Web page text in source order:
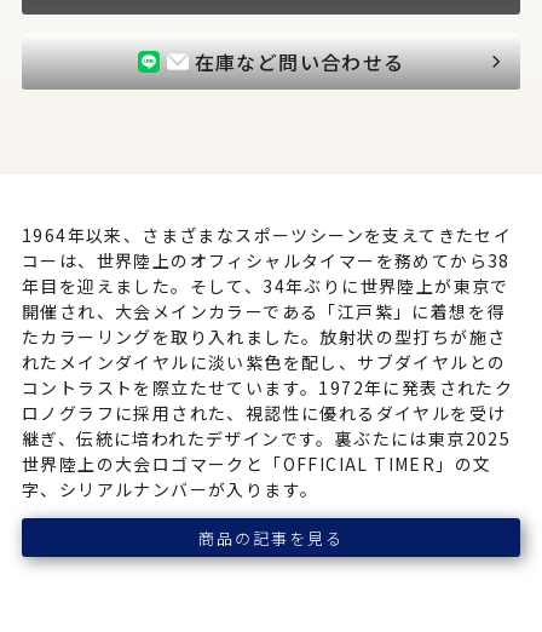
在庫など問い合わせる
1964年以来、さまざまなスポーツシーンを支えてきたセイ
コーは、世界陸上のオフィシャルタイマーを務めてから38
年目を迎えました。そして、34年ぶりに世界陸上が東京で
開催され、大会メインカラーである「江戸紫」に着想を得
たカラーリングを取り入れました。放射状の型打ちが施さ
れたメインダイヤルに淡い紫色を配し、サブダイヤルとの
コントラストを際立たせています。1972年に発表されたク
ロノグラフに採用された、視認性に優れるダイヤルを受け
継ぎ、伝統に培われたデザインです。裏ぶたには東京2025
世界陸上の大会ロゴマークと「OFFICIAL TIMER」の文
字、シリアルナンバーが入ります。
商品の記事を見る